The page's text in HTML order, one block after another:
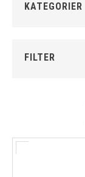
KATEGORIER
FILTER